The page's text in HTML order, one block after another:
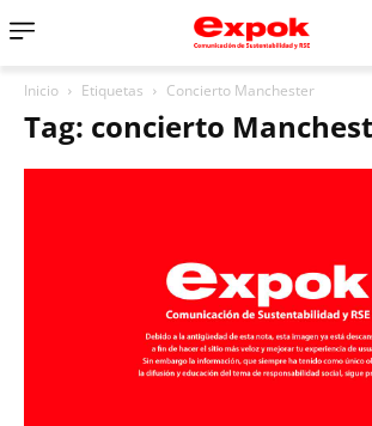
Inicio Etiquetas Concierto Manchester
Tag: concierto